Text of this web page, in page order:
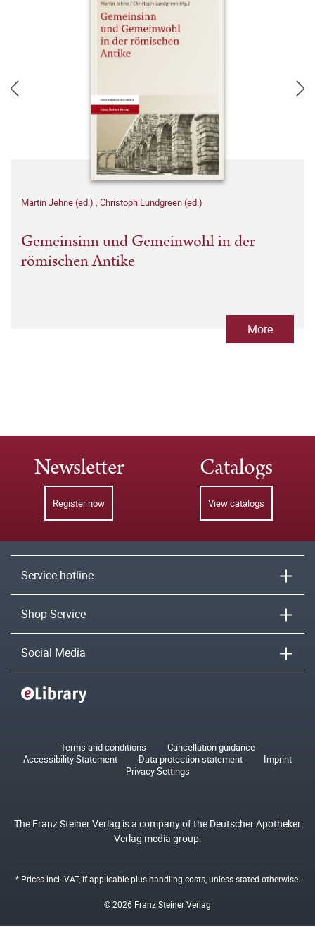
Martin Jehne (ed.) , Christoph Lundgreen (ed.)
Gemeinsinn und Gemeinwohl in der
römischen Antike
More
Newsletter
Register now
Catalogs
View catalogs
Service hotline
Shop-Service
Social Media
Terms and conditions
Cancellation guidance
Accessibility Statement
Data protection statement
Imprint
Privacy Settings
The Franz Steiner Verlag is a company of the Deutscher Apotheker
Verlag media group.
* Prices incl. VAT, if applicable plushandling costs, unless stated otherwise.
© 2026 Franz Steiner Verlag